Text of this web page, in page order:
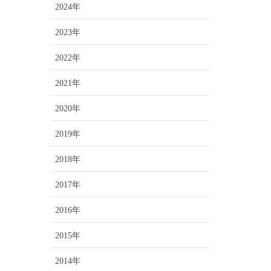
2024年
2023年
2022年
2021年
2020年
2019年
2018年
2017年
2016年
2015年
2014年